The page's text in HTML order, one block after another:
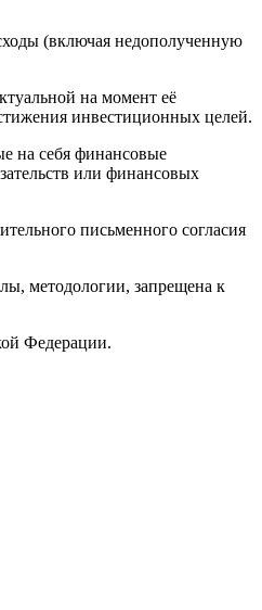
(включая недополученную
на момент её
инвестиционных целей.
на себя финансовые
или финансовых
письменного согласия
методологии, запрещена к
Федерации.